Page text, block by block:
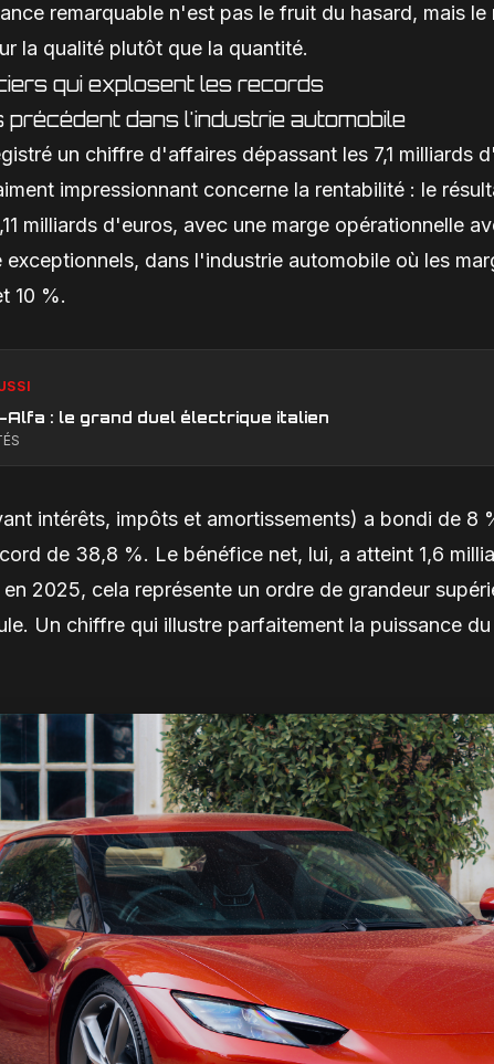
remarquable n'est pas le fruit du hasard, mais
la qualité plutôt que la quantité.
qui explosent les records
précédent dans l'industrie automobile
un chiffre d'affaires dépassant les 7,1 milliards
impressionnant concerne la rentabilité : le
milliards d'euros, avec une marge opérationnelle
exceptionnels, dans l'industrie automobile où les
10 %.
: le grand duel électrique italien
intérêts, impôts et amortissements) a bondi de 8
de 38,8 %. Le bénéfice net, lui, a atteint 1,6
2025, cela représente un ordre de grandeur
Un chiffre qui illustre parfaitement la puissance